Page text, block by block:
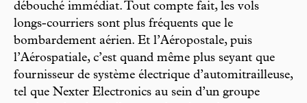
débouché immédiat. Tout compte fait, les vols
longs-courriers sont plus fréquents que le
bombardement aérien. Et l’Aéropostale, puis
l’Aérospatiale, c’est quand même plus seyant que
fournisseur de système électrique d’automitrailleuse,
tel que Nexter Electronics au sein d’un groupe